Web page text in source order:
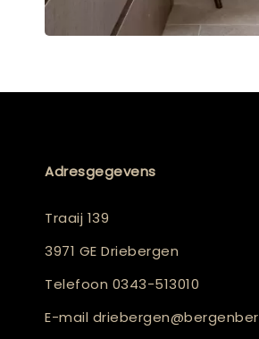
Adresgegevens
Traaij 139
3971 GE Driebergen
Telefoon 0343-513010
E-mail